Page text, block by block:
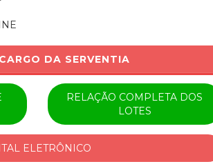
DA SERVENTIA
RELAÇÃO COMPLETA DOS
LOTES
ELETRÔNICO